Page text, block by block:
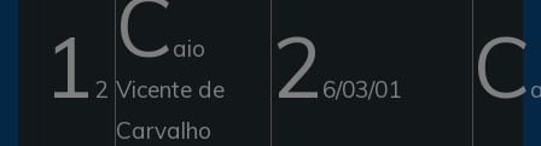
1 2
Caio
Vicente de
Carvalho
2 6/03/01 C